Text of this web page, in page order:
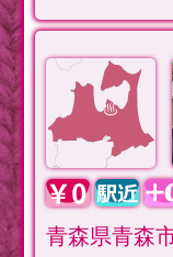
青森県青森